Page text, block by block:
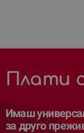
Плати
Имаш
за друго